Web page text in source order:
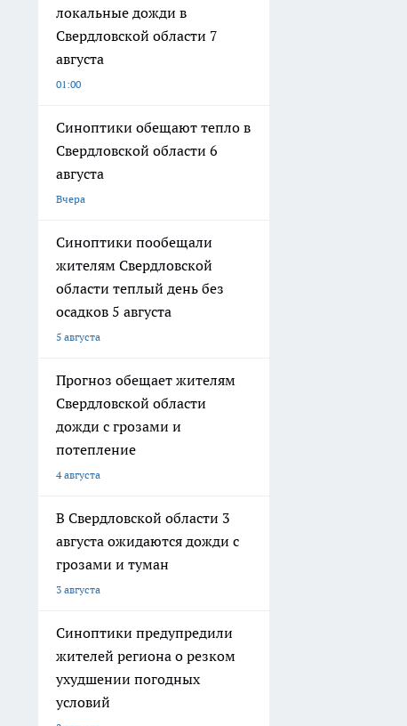
локальные дожди в
Свердловской области 7
августа
01:00
Синоптики обещают тепло в
Свердловской области 6
августа
Вчера
Синоптики пообещали
жителям Свердловской
области теплый день без
осадков 5 августа
5 августа
Прогноз обещает жителям
Свердловской области
дожди с грозами и
потепление
4 августа
В Свердловской области 3
августа ожидаются дожди с
грозами и туман
3 августа
Синоптики предупредили
жителей региона о резком
ухудшении погодных
условий